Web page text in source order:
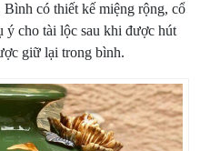
có thiết kế miệng rộng, cổ
ý cho tài lộc sau khi được hút
giữ lại trong bình.